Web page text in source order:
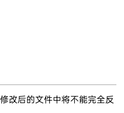
改后的文件中将不能完全反